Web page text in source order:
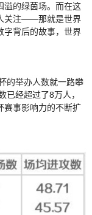
溢的绿茵场。而在这
关注——那就是世界
字背后的故事，世界
的举办人数就一路攀
已经超过了8万人，
赛事影响力的不断扩